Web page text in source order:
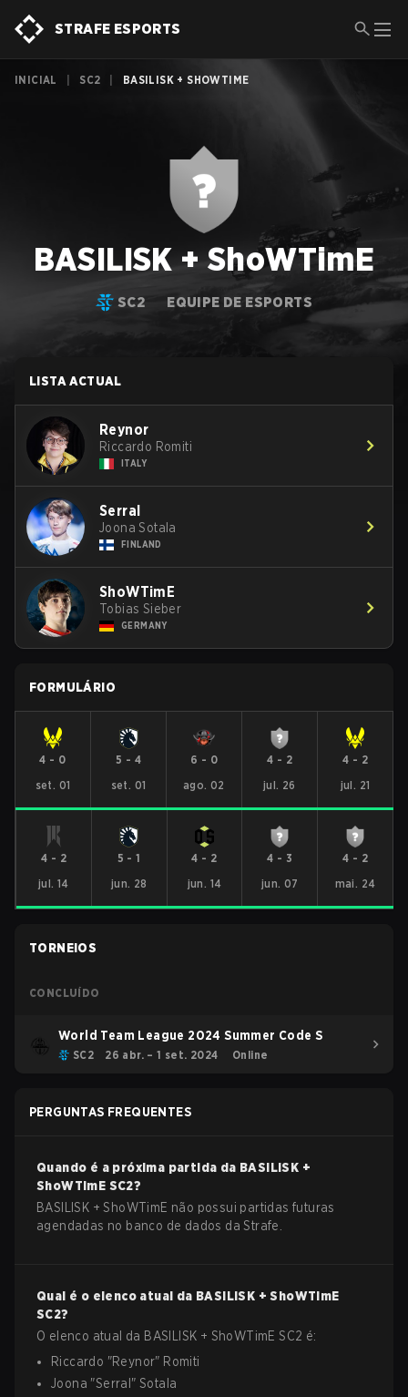
STRAFE ESPORTS
INICIAL SC2 BASILISK + SHOWTIME
BASILISK + ShoWTimE
SC2 EQUIPE DE ESPORTS
LISTA ACTUAL
Reynor
Riccardo Romiti
ITALY
Serral
Joona Sotala
FINLAND
ShoWTimE
Tobias Sieber
GERMANY
FORMULÁRIO
4 - 0
set. 01
5 - 4
set. 01
6 - 0
ago. 02
4 - 2
jul. 26
4 - 2
jul. 21
4 - 2
jul. 14
5 -1
jun. 28
4 - 2
jun. 14
4 - 3
jun. 07
4 - 2
mai. 24
TORNEIOS
CONCLUÍDO
World Team League 2024 Summer Code S
SC2 26 abr. – 1 set. 2024 Online
PERGUNTAS FREQUENTES
Quando é a próxima partida da BASILISK +
ShoWTimE SC2?
BASILISK + ShoWTimE não possui partidas futuras
agendadas no banco de dados da Strafe.
Qual é o elenco atual da BASILISK + ShoWTimE
SC2?
O elenco atual da BASILISK + ShoWTimE SC2 é:
Riccardo "Reynor" Romiti
Joona "Serral "Sotala